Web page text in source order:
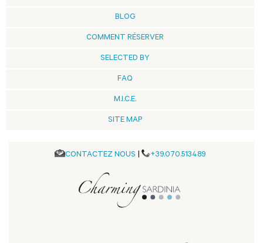
BLOG
COMMENT RÉSERVER
SELECTED BY
FAQ
M.I.C.E.
SITE MAP
CONTACTEZ NOUS | +39.070.513489